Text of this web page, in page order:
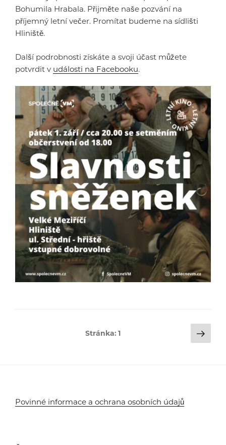
Bohumila Hrabala. Přijměte naše pozvání na
příjemný letní večer. Promítat budeme na sídlišti
Hliniště.
Další podrobnosti získáte a svoji účast můžete
potvrdit v události na Facebooku.
Stránka:1
Povinné informace a ochrana osobních údajů